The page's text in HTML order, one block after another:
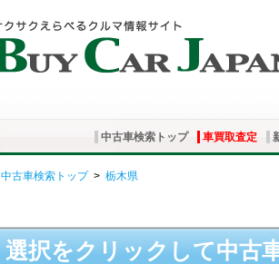
中古車検索トップ 車買取査定
中古車検索トップ> 栃木県
選択をクリックして中古